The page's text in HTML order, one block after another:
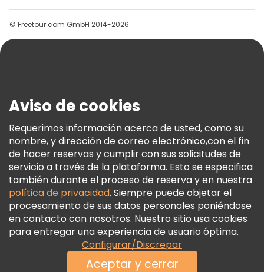
Grupos
Ayuda
Términos E Información Legal
Política De Cookies
Freetour Premios
Programa De Fidelidad
© Freetour.com GmbH 2014-2026
Aviso de cookies
Requerimos información acerca de usted, como su
nombre, y dirección de correo electrónico,con el fin
de hacer reservas y cumplir con sus solicitudes de
servicio a través de la plataforma. Esto se especifica
también durante el proceso de reserva y en nuestra
política de privacidad. Siempre puede objetar el
procesamiento de sus datos personales poniéndose
en contacto con nosotros. Nuestro sitio usa cookies
para entregar una experiencia de usuario óptima.
Configurar/Discrepar
Aceptar y cerrar